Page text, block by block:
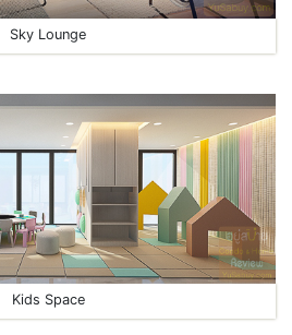
Sky Lounge
Kids Space